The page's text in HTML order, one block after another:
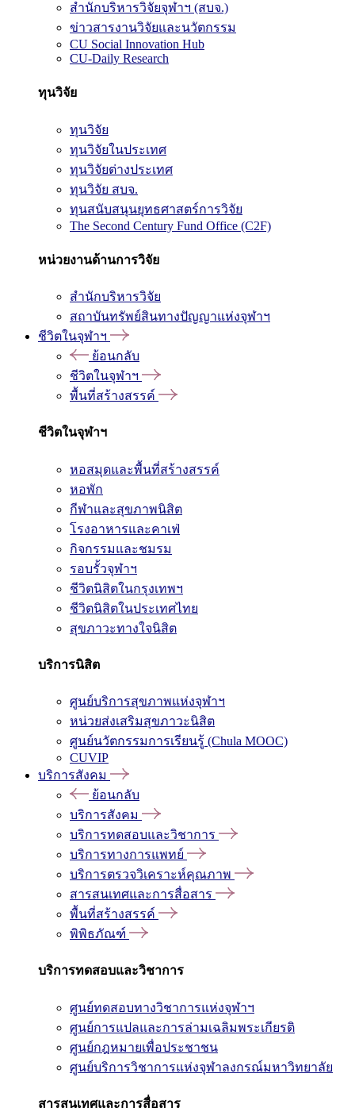
สำนักบริหารวิจัยจุฬาฯ (สบจ.)
ข่าวสารงานวิจัยและนวัตกรรม
CU Social Innovation Hub
CU-Daily Research
ทุนวิจัย
ทุนวิจัย
ทุนวิจัยในประเทศ
ทุนวิจัยต่างประเทศ
ทุนวิจัย สบจ.
ทุนสนับสนุนยุทธศาสตร์การวิจัย
The Second Century Fund Office (C2F)
หน่วยงานด้านการวิจัย
สำนักบริหารวิจัย
สถาบันทรัพย์สินทางปัญญาแห่งจุฬาฯ
ชีวิตในจุฬาฯ
ย้อนกลับ
ชีวิตในจุฬาฯ
พื้นที่สร้างสรรค์
ชีวิตในจุฬาฯ
หอสมุดและพื้นที่สร้างสรรค์
หอพัก
กีฬาและสุขภาพนิสิต
โรงอาหารและคาเฟ่
กิจกรรมและชมรม
รอบรั้วจุฬาฯ
ชีวิตนิสิตในกรุงเทพฯ
ชีวิตนิสิตในประเทศไทย
สุขภาวะทางใจนิสิต
บริการนิสิต
ศูนย์บริการสุขภาพแห่งจุฬาฯ
หน่วยส่งเสริมสุขภาวะนิสิต
ศูนย์นวัตกรรมการเรียนรู้ (Chula MOOC)
CUVIP
บริการสังคม
ย้อนกลับ
บริการสังคม
บริการทดสอบและวิชาการ
บริการทางการแพทย์
บริการตรวจวิเคราะห์คุณภาพ
สารสนเทศและการสื่อสาร
พื้นที่สร้างสรรค์
พิพิธภัณฑ์
บริการทดสอบและวิชาการ
ศูนย์ทดสอบทางวิชาการแห่งจุฬาฯ
ศูนย์การแปลและการล่ามเฉลิมพระเกียรติ
ศูนย์กฎหมายเพื่อประชาชน
ศูนย์บริการวิชาการแห่งจุฬาลงกรณ์มหาวิทยาลัย
สารสนเทศและการสื่อสาร